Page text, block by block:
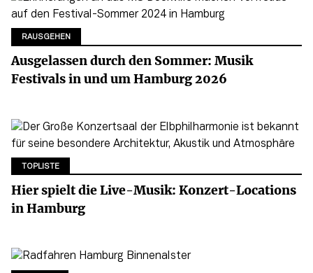
RAUSGEHEN
Ausgelassen durch den Sommer: Musik
Festivals in und um Hamburg 2026
TOPLISTE
Hier spielt die Live-Musik: Konzert-Locations
in Hamburg